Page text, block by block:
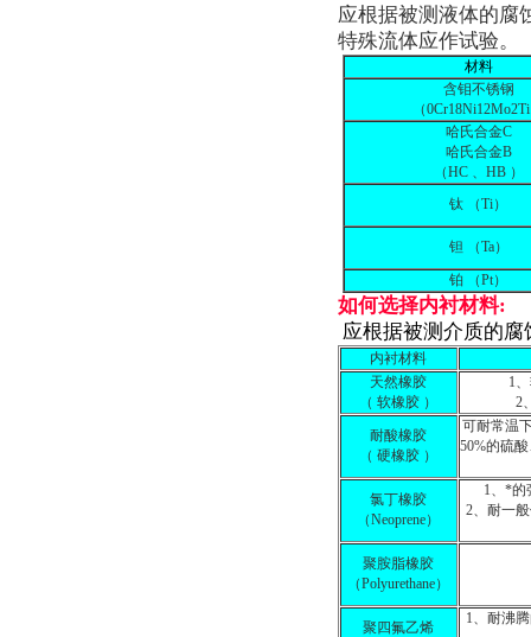
应根据被测液体的腐
特殊流体应作试
材料
含钼不锈钢
（
哈氏合金C
哈氏合金B
（HC 、HB ）
钛 （Ti）
钽 （Ta）
铂 （Pt）
如何选择内衬材料:
应根据被测介质的
内衬材料
天然橡胶
（ 软橡胶 ）
1
2
耐酸橡胶
（ 硬橡胶 ）
可耐常温
50%的硫
氯丁橡胶
（Neoprene）
1、*的
2、耐一
聚胺脂橡胶
（Polyurethane）
聚四氟乙烯
1、耐沸